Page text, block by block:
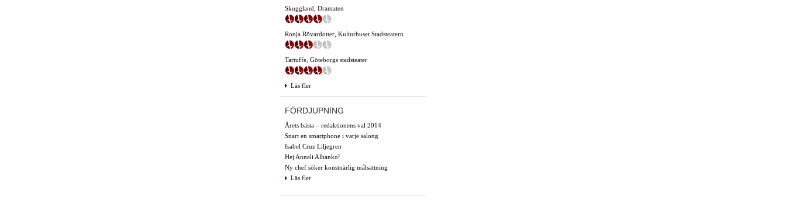
Skuggland, Dramaten
Ronja Rövardotter, Kulturhuset Stadsteatern
Tartuffe, Göteborgs stadsteater
Läs fler
FÖRDJUPNING
Årets bästa – redaktionens val 2014
Snart en smartphone i varje salong
Isabel Cruz Liljegren
Hej Anneli Alhanko!
Ny chef söker konstnärlig målsättning
Läs fler